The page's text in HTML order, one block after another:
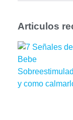
Articulos